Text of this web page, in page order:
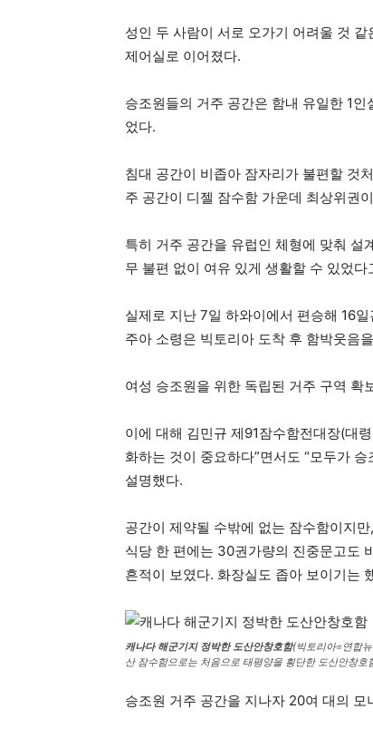
성인 두 사람이 서로 오가기 어려울 것
제어실로 이어졌다.
승조원들의 거주 공간은 함내 유일한 1
었다.
침대 공간이 비좁아 잠자리가 불편할 것
주 공간이 디젤 잠수함 가운데 최상위권
특히 거주 공간을 유럽인 체형에 맞춰
무 불편 없이 여유 있게 생활할 수 있었다
실제로 지난 7일 하와이에서 편승해 16
주아 소령은 빅토리아 도착 후 함박웃음
여성 승조원을 위한 독립된 거주 구역 확
이에 대해 김민규 제91잠수함전대장(대
화하는 것이 중요하다”면서도 “모두가
설명했다.
공간이 제약될 수밖에 없는 잠수함이지
식당 한 편에는 30권가량의 진중문고도
흔적이 보였다. 화장실도 좁아 보이기는
캐나다 해군기지 정박한 도산안창호함(빅토리아=연합
산 잠수함으로는 처음으로 태평양을 횡단한 도산안창
승조원 거주 공간을 지나자 20여 대의